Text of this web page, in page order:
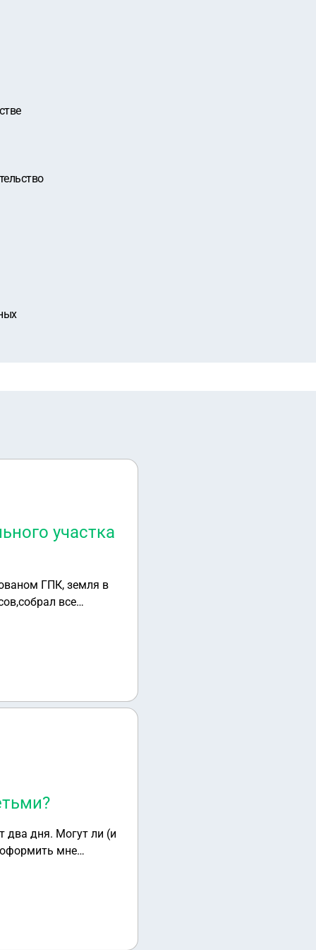
участка
ГПК, земля в
все
на 21 день
разъяснения
два дня. Могут ли (и
мне